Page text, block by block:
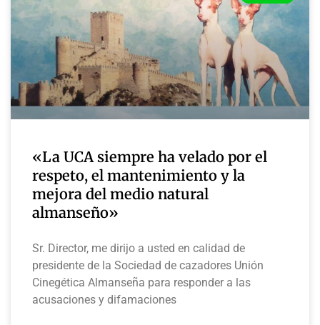
«La UCA siempre ha velado por el
respeto, el mantenimiento y la
mejora del medio natural
almanseño»
Sr. Director, me dirijo a usted en calidad de
presidente de la Sociedad de cazadores Unión
Cinegética Almanseña para responder a las
acusaciones y difamaciones